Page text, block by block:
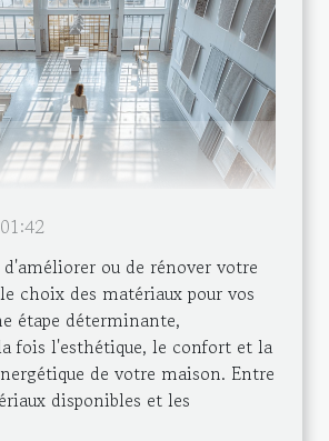
ou de rénover votre
choix des matériaux pour vos
étape déterminante,
fois l'esthétique, le confort et la
de votre maison. Entre
disponibles et les